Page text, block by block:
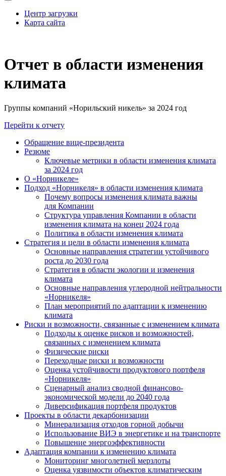
Центр загрузки
Карта сайта
Отчет в области изменения
климата
Группы компаний «Норильский никель» за 2024 год
Перейти к отчету
Обращение вице-президента
Резюме
Ключевые метрики в области изменения климата
за 2024 год
О «Норникеле»
Подход «Норникеля» в области изменения климата
Почему вопросы изменения климата важны
для Компании
Структура управления Компании в области
изменения климата на конец 2024 года
Политика в области изменения климата
Стратегия и цели в области изменения климата
Основные направления стратегии устойчивого
роста до 2030 года
Стратегия в области экологии и изменения
климата
Основные направления углеродной нейтральности
«Норникеля»
План мероприятий по адаптации к изменению
климата
Риски и возможности, связанные с изменением климата
Подходы к оценке рисков и возможностей,
связанных с изменением климата
Физические риски
Переходные риски и возможности
Оценка устойчивости продуктового портфеля
«Норникеля»
Сценарный анализ сводной финансово-
экономической модели до 2040 года
Диверсификация портфеля продуктов
Проекты в области декарбонизации
Минерализация отходов горной добычи
Использование ВИЭ в энергетике и на транспорте
Повышение энергоэффективности
Адаптация компании к изменению климата
Мониторинг многолетней мерзлоты
Оценка уязвимости объектов климатическим